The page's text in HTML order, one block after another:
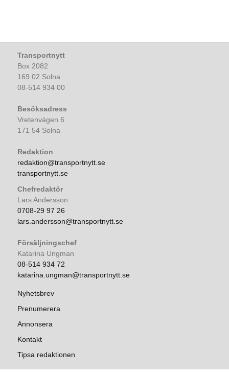
Transportnytt
Box 2082
169 02 Solna
08-514 934 00
Besöksadress
Vretenvägen 6
171 54 Solna
Redaktion
redaktion@transportnytt.se
transportnytt.se
Chefredaktör
Lars Andersson
0708-29 97 26
lars.andersson@transportnytt.se
Försäljningschef
Katarina Ungman
08-514 934 72
katarina.ungman@transportnytt.se
Nyhetsbrev
Prenumerera
Annonsera
Kontakt
Tipsa redaktionen